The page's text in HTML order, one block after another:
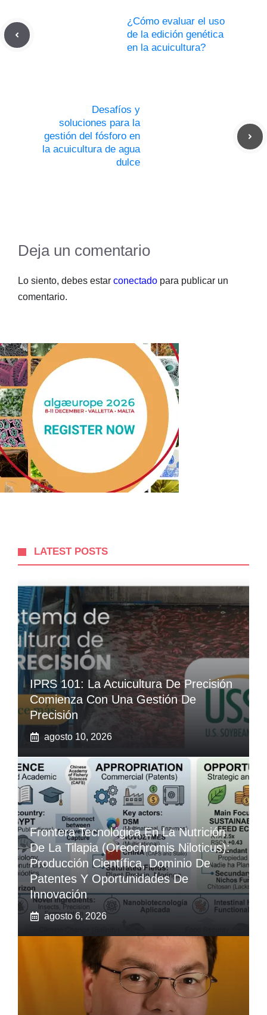
¿Cómo evaluar el uso
de la edición genética
en la acuicultura?
Desafíos y
soluciones para la
gestión del fósforo en
la acuicultura de agua
dulce
Deja un comentario
Lo siento, debes estar conectado para publicar un
comentario.
LATEST POSTS
IPRS 101: La Acuicultura De Precisión
Comienza Con Una Gestión De
Precisión
agosto 10, 2026
Frontera Tecnológica En La Nutrición
De La Tilapia (Oreochromis Niloticus):
Producción Científica, Dominio De
Patentes Y Oportunidades De
Innovación
agosto 6, 2026